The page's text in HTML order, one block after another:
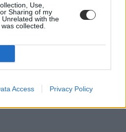
Use,
Sharing of my
with the
collected.
Access Privacy Policy